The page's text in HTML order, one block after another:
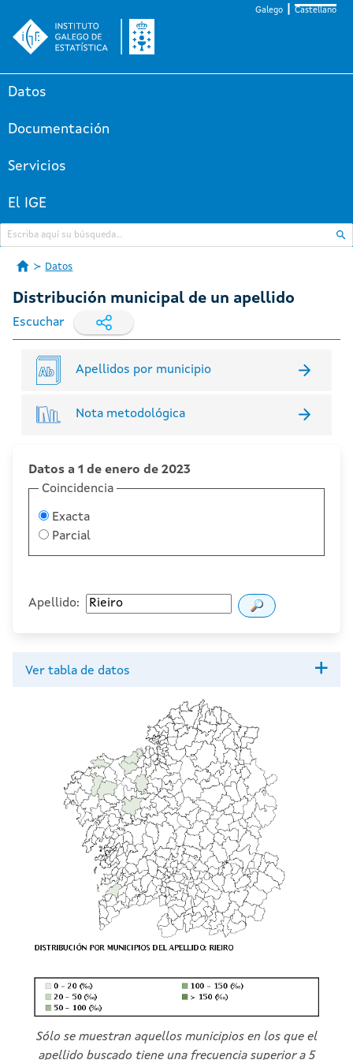
Galego Castellano
Datos
Documentación
Servicios
El IGE
Datos
Distribución municipal de un apellido
Escuchar
Apellidos por municipio
Nota metodológica
Datos a 1 de enero de 2023
Coincidencia
Exacta
Parcial
Apellido:
Ver tabla de datos
Sólo se muestran aquellos municipios en los que el
apellido buscado tiene una frecuencia superior a 5